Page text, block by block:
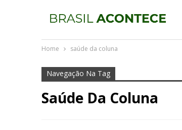
Home saúde da coluna
Navegação Na Tag
Saúde Da Coluna